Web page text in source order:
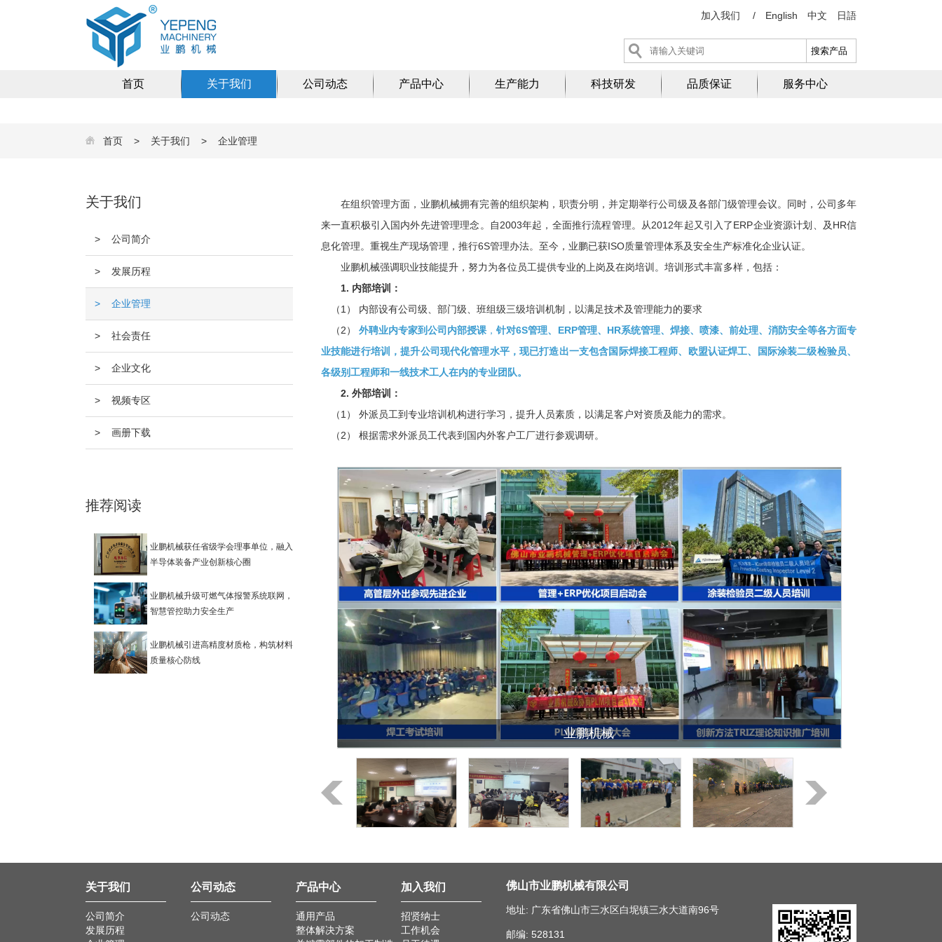
加入我们 / English 中文 日語
首页 关于我们 公司动态 产品中心 生产能力 科技研发 品质保证 服务中心
首页 > 关于我们 > 企业管理
关于我们
> 公司简介
> 发展历程
> 企业管理
> 社会责任
> 企业文化
> 视频专区
> 画册下载
推荐阅读
业鹏机械获任省级学会理事单位，融入
半导体装备产业创新核心圈
业鹏机械升级可燃气体报警系统联网，
智慧管控助力安全生产
业鹏机械引进高精度材质枪，构筑材料
质量核心防线
在组织管理方面，业鹏机械拥有完善的组织架构，职责分明，并定期举行公司级及各部门级管理会议。同时，公司多年
来一直积极引入国内外先进管理理念。自2003年起，全面推行流程管理。从2012年起又引入了ERP企业资源计划、及HR信
息化管理。重视生产现场管理，推行6S管理办法。至今，业鹏已获ISO质量管理体系及安全生产标准化企业认证。
业鹏机械强调职业技能提升，努力为各位员工提供专业的上岗及在岗培训。培训形式丰富多样，包括：
1. 内部培训：
（1） 内部设有公司级、部门级、班组级三级培训机制，以满足技术及管理能力的要求
（2）外聘业内专家到公司内部授课 ，针对6S管理、ERP管理、HR系统管理、焊接、喷漆、前处理、消防安全等各方面专
业技能进行培训，提升公司现代化管理水平，现已打造出一支包含国际焊接工程师、欧盟认证焊工、国际涂装二级检验员、
各级别工程师和一线技术工人在内的专业团队。
2. 外部培训：
（1） 外派员工到专业培训机构进行学习，提升人员素质，以满足客户对资质及能力的需求。
（2） 根据需求外派员工代表到国内外客户工厂进行参观调研。
业鹏机械
关于我们
公司简介
发展历程
公司动态
公司动态
产品中心
通用产品
整体解决方案
加入我们
招贤纳士
工作机会
佛山市业鹏机械有限公司
地址: 广东省佛山市三水区白坭镇三水大道南96号
邮编: 528131